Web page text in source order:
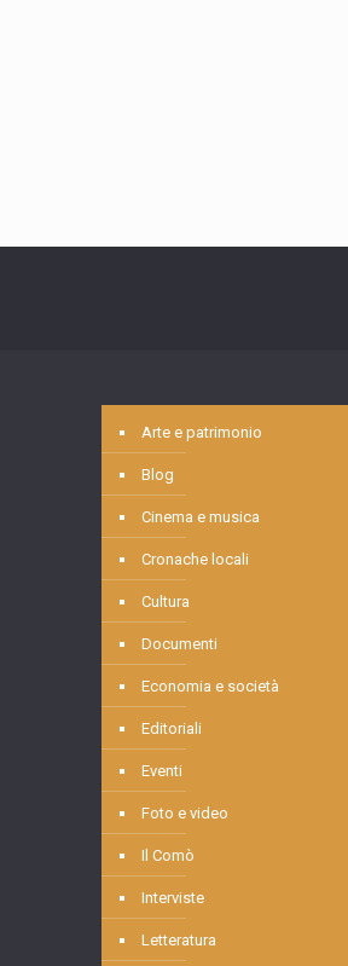
Arte e patrimonio
Blog
Cinema e musica
Cronache locali
Cultura
Documenti
Economia e società
Editoriali
Eventi
Foto e video
Il Comò
Interviste
Letteratura